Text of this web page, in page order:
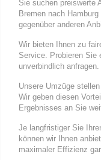
Sie suchen preiswerte
Bremen nach
gegenüber anderen
Wir bieten Ihnen zu
Service. Probieren
unverbindlich anfragen.
Unsere Umzüge
Wir geben diesen
Ergebnisses an Sie
Je langfristiger Sie
können wir Ihnen
maximaler Effizienz